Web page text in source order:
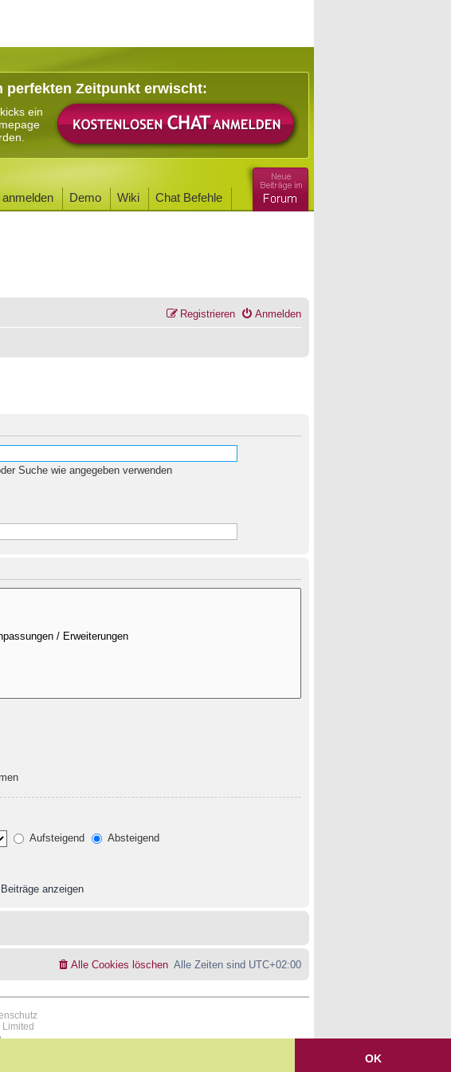
OK
perfekten Zeitpunkt erwischt:
ein
Demo Wiki Chat Befehle
Anmelden
Registrieren
Suche wie angegeben verwenden
Aufsteigend Absteigend
anzeigen
Alle Zeiten sind UTC+02:00
Alle Cookies löschen